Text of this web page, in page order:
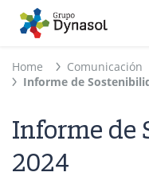
Home
Comunicación
Informe de
Informe de
2024